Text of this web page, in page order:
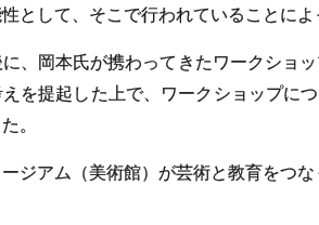
として、そこで行われていることに
、岡本氏が携わってきたワークショ
を提起した上で、ワークショップに
。
ージアム（美術館）が芸術と教育をつ